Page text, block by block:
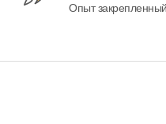
Опыт